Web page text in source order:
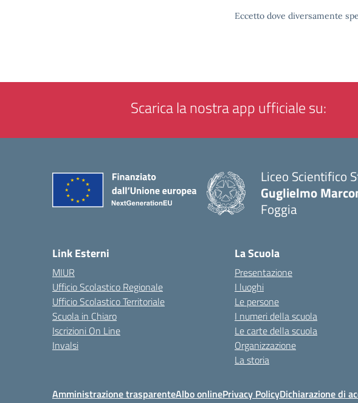
Eccetto dove diversamente
Scarica la nostra app ufficiale su:
Liceo Scientifico
Guglielmo
Foggia
Link Esterni
MIUR
Ufficio Scolastico Regionale
Ufficio Scolastico Territoriale
Scuola in Chiaro
Iscrizioni On Line
Invalsi
La Scuola
Presentazione
I luoghi
Le persone
I numeri della scuola
Le carte della scuola
Organizzazione
La storia
Amministrazione trasparenteAlbo onlinePrivacy PolicyDichiarazione di